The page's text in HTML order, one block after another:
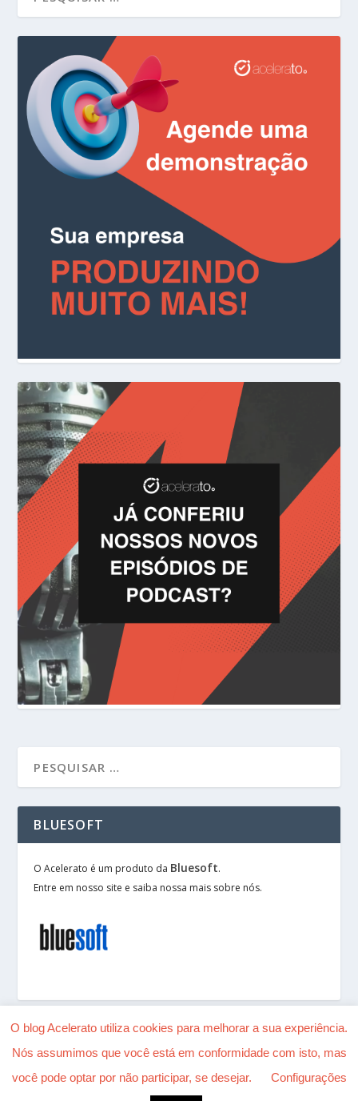
BLUESOFT
O Acelerato é um produto da Bluesoft.
Entre em nosso site e saiba nossa mais sobre nós.
Desenhado porElegant Themes| Alimentado por
O blog Acelerato utiliza cookies para melhorar a sua experiência.
Nós assumimos que você está em conformidade com isto, mas
você pode optar por não participar, se desejar.
Configurações